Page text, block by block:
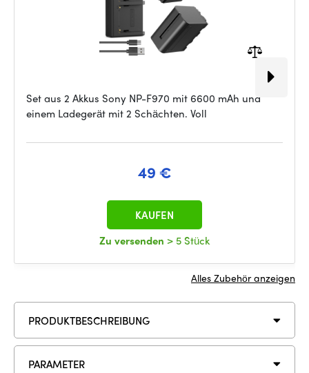
Set aus 2 Akkus Sony NP-F970 mit 6600 mAh und
einem Ladegerät mit 2 Schächten. Voll
49 €
Zu versenden > 5 Stück
KAUFEN
Alles Zubehör anzeigen
PRODUKTBESCHREIBUNG
PARAMETER